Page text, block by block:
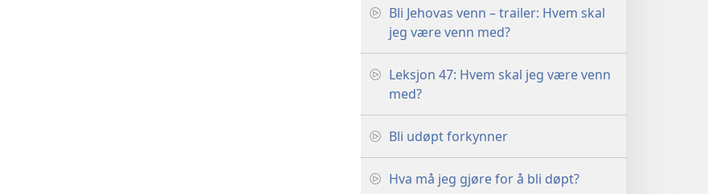
Bli Jehovas venn – trailer: Hvem skal
jeg være venn med?
Leksjon 47: Hvem skal jeg være venn
med?
Bli udøpt forkynner
Hva må jeg gjøre for å bli døpt?